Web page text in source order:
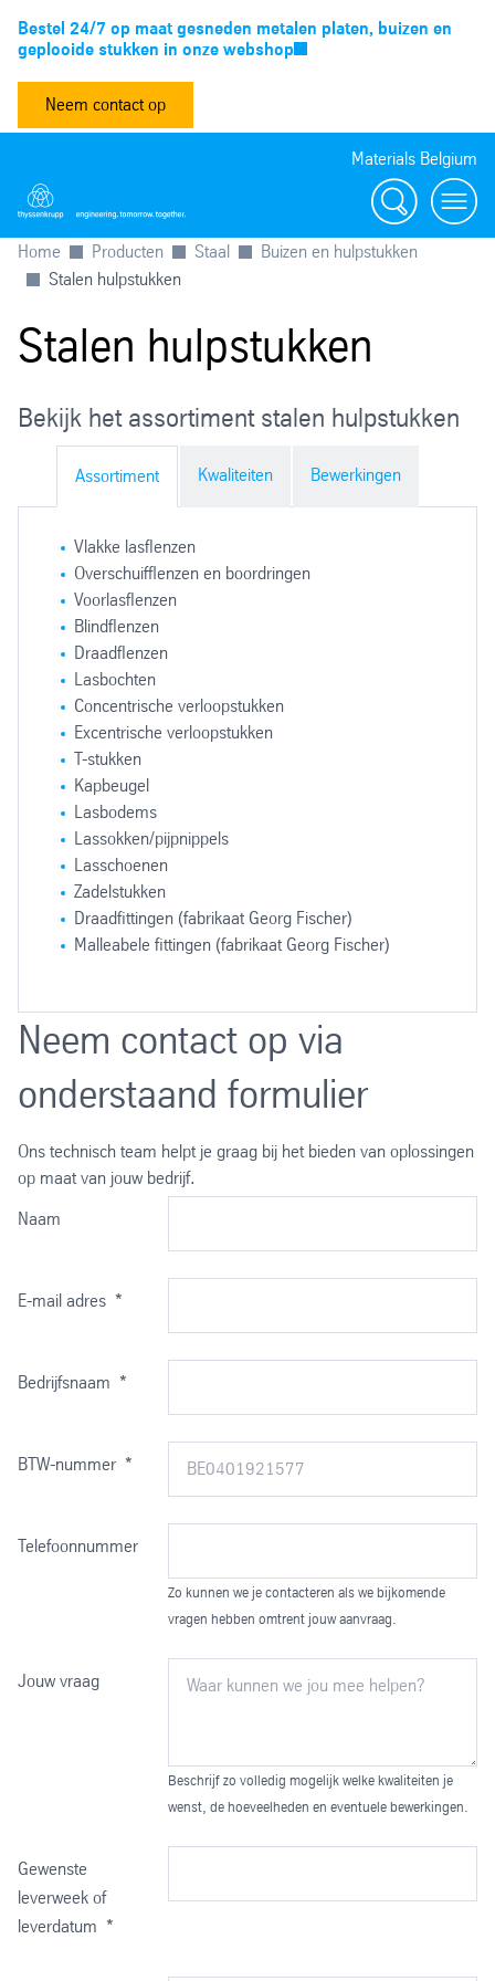
Bestel 24/7 op maat gesneden metalen platen, buizen en
geplooide stukken in onze webshop
Neem contact op
Materials Belgium
Zoeken Menu
Home Producten Staal
Buizen en hulpstukken
Stalen hulpstukken
Stalen hulpstukken
Bekijk het assortiment stalen hulpstukken
Assortiment Kwaliteiten Bewerkingen
Vlakke lasflenzen
Overschuifflenzen en boordringen
Voorlasflenzen
Blindflenzen
Draadflenzen
Lasbochten
Concentrische verloopstukken
Excentrische verloopstukken
T-stukken
Kapbeugel
Lasbodems
Lassokken/pijpnippels
Lasschoenen
Zadelstukken
Draadfittingen (fabrikaat Georg Fischer)
Malleabele fittingen (fabrikaat Georg Fischer)
P250GH
P265GH (uitsluitend op aanvraag en voor projecten)
Stralen en menien
Trommelen
Neem contact op via
onderstaand formulier
Ons technisch team helpt je graag bij het bieden van oplossingen
op maat van jouw bedrijf.
Naam
E-mail adres *
Bedrijfsnaam *
BTW-nummer *
Telefoonnummer
Zo kunnen we je contacteren als we bijkomende
vragen hebben omtrent jouw aanvraag.
Jouw vraag
Beschrijf zo volledig mogelijk welke kwaliteiten je
wenst, de hoeveelheden en eventuele bewerkingen.
Gewenste
leverweek of
leverdatum *